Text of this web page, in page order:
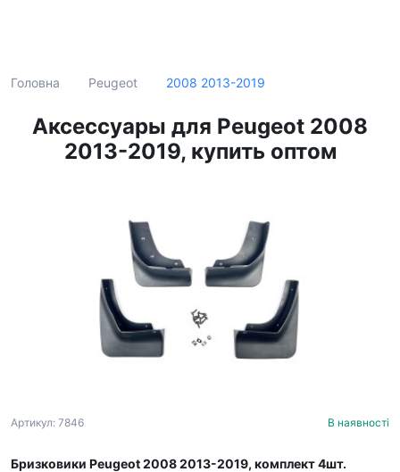
Головна Peugeot 2008 2013-2019
Аксессуары для Peugeot 2008
2013-2019, купить оптом
Артикул: 7846 В наявності
Бризковики Peugeot 2008 2013-2019, комплект 4шт.